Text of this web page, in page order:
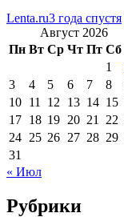
Lenta.ru3 года спустя
Август 2026
Пн Вт Ср Чт Пт Сб
1
3
4 5 6 7 8
10 11 12 13 14 15
17 18 19 20 21 22
24 25 26 27 28 29
31
« Июл
Рубрики